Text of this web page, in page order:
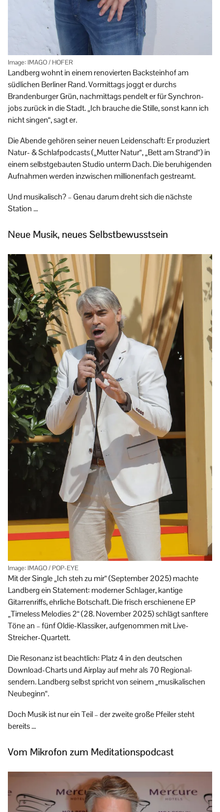
Image: IMAGO / HOFER
Landberg wohnt in einem renovierten Backstein­hof am
südlichen Berliner Rand. Vormittags joggt er durchs
Brandenburger Grün, nachmittags pendelt er für Synchron­
jobs zurück in die Stadt. „Ich brauche die Stille, sonst kann ich
nicht singen“, sagt er.
Die Abende gehören seiner neuen Leidenschaft: Er produziert
Natur- & Schlaf­podcasts („Mutter Natur“, „Bett am Strand“) in
einem selbst­gebauten Studio unterm Dach. Die beruhigenden
Aufnahmen werden inzwischen millionenfach gestreamt.
Und musikalisch? – Genau darum dreht sich die nächste
Station …
Neue Musik, neues Selbstbewusstsein
Image: IMAGO / POP-EYE
Mit der Single „Ich steh zu mir“ (September 2025) machte
Landberg ein Statement: moderner Schlager, kantige
Gitarren­riffs, ehrliche Botschaft. Die frisch erschienene EP
„Timeless Melodies 2“ (28. November 2025) schlägt sanftere
Töne an – fünf Oldie-Klassiker, aufgenommen mit Live-
Streicher-Quartett.
Die Resonanz ist beachtlich: Platz 4 in den deutschen
Download-Charts und Airplay auf mehr als 70 Regional­
sendern. Landberg selbst spricht von seinem „musikalischen
Neubeginn“.
Doch Musik ist nur ein Teil – der zweite große Pfeiler steht
bereits …
Vom Mikrofon zum Meditationspodcast